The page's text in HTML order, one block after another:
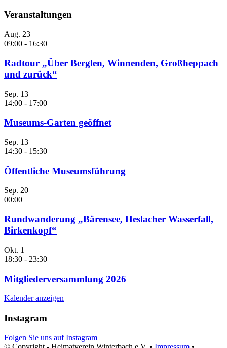
Veranstaltungen
Aug. 23
09:00 - 16:30
Radtour „Über Berglen, Winnenden, Großheppach
und zurück“
Sep. 13
14:00 - 17:00
Museums-Garten geöffnet
Sep. 13
14:30 - 15:30
Öffentliche Museumsführung
Sep. 20
00:00
Rundwanderung „Bärensee, Heslacher Wasserfall,
Birkenkopf“
Okt. 1
18:30 - 23:30
Mitgliederversammlung 2026
Kalender anzeigen
Instagram
Folgen Sie uns auf Instagram